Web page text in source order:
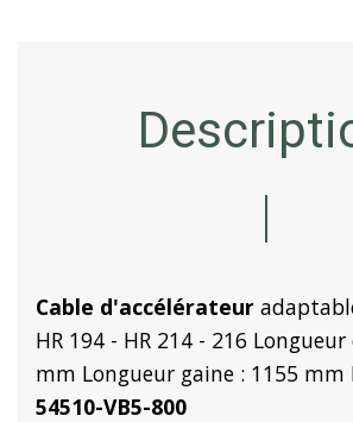
Cable d'accélérateur
HR 194 - HR 214 - 216
mm Longueur gaine : 1155 mm
54510-VB5-800